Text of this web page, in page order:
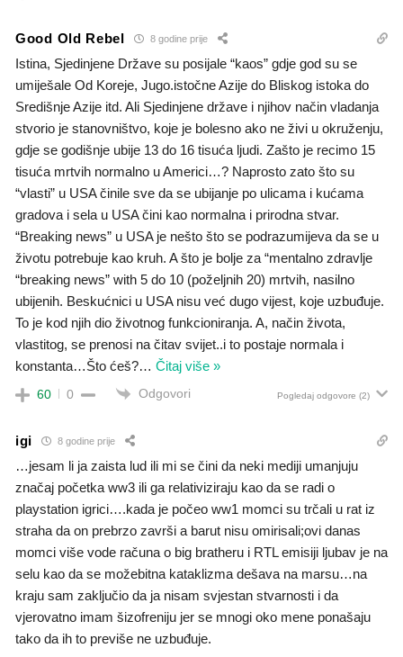
Good Old Rebel 8 godine prije
Istina, Sjedinjene Države su posijale “kaos” gdje god su se
umiješale Od Koreje, Jugo.istočne Azije do Bliskog istoka do
Središnje Azije itd. Ali Sjedinjene države i njihov način vladanja
stvorio je stanovništvo, koje je bolesno ako ne živi u okruženju,
gdje se godišnje ubije 13 do 16 tisuća ljudi. Zašto je recimo 15
tisuća mrtvih normalno u Americi…? Naprosto zato što su
“vlasti” u USA činile sve da se ubijanje po ulicama i kućama
gradova i sela u USA čini kao normalna i prirodna stvar.
“Breaking news” u USA je nešto što se podrazumijeva da se u
životu potrebuje kao kruh. A što je bolje za “mentalno zdravlje
“breaking news” with 5 do 10 (poželjnih 20) mrtvih, nasilno
ubijenih. Beskućnici u USA nisu već dugo vijest, koje uzbuđuje.
To je kod njih dio životnog funkcioniranja. A, način života,
vlastitog, se prenosi na čitav svijet..i to postaje normala i
konstanta…Što ćeš?… Čitaj više »
60 0 Odgovori Pogledaj odgovore (2)
igi 8 godine prije
…jesam li ja zaista lud ili mi se čini da neki mediji umanjuju
značaj početka ww3 ili ga relativiziraju kao da se radi o
playstation igrici….kada je počeo ww1 momci su trčali u rat iz
straha da on prebrzo završi a barut nisu omirisali;ovi danas
momci više vode računa o big bratheru i RTL emisiji ljubav je na
selu kao da se možebitna kataklizma dešava na marsu…na
kraju sam zaključio da ja nisam svjestan stvarnosti i da
vjerovatno imam šizofreniju jer se mnogi oko mene ponašaju
tako da ih to previše ne uzbuđuje.